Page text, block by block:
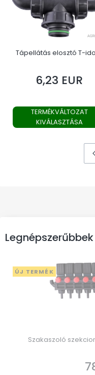
Tápellátás elosztó T-
Ár
6,23 EUR
TERMÉKVÁLTOZAT
KIVÁLASZTÁSA
Legnépszerűbbek
ÚJ TERMÉK
Szakaszoló
Ár